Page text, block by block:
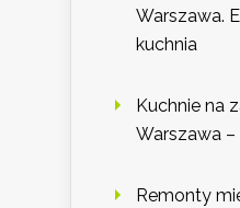
Warszawa.
kuchnia
Kuchnie na
Warszawa
Remonty